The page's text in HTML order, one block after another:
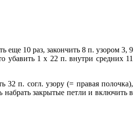
еще 10 раз, закончить 8 п. узором 3, 9
убавить 1 х 22 п. внутри средних 11
32 п. согл. узору (= правая полочка),
набрать закрытые петли и включить в